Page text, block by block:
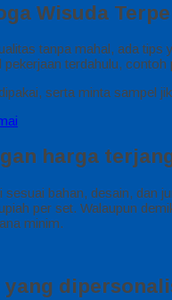
Wisuda
tanpa mahal, ada
terdahulu,
serta minta sampel
harga
bahan, desain, dan
per set. Walaupun
minim.